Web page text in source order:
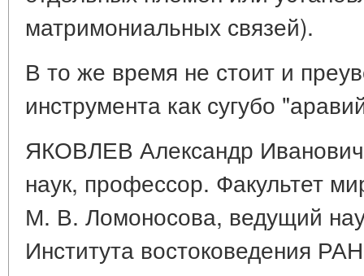
матримониальных связей).
В то же время не стоит и
инструмента как сугубо
ЯКОВЛЕВ Александр Иванович
наук, профессор. Факультет
М. В. Ломоносова, ведущий
Института востоковедения